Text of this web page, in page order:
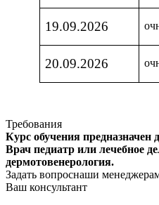
19.09.2026
20.09.2026
Требования
Курс обучения предназначен
Врач педиатр или лечебное
дермотовенерология.
Задать вопроснаши
Ваш консультант